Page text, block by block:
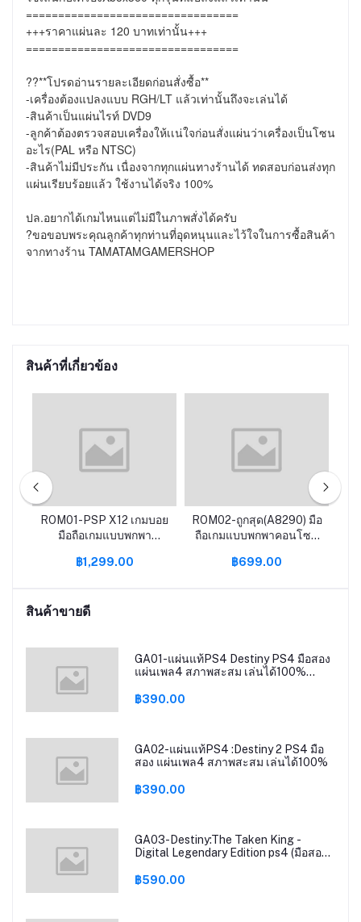
=================================
+++ราคาแผ่นละ 120 บาทเท่านั้น+++
=================================
??**โปรดอ่านรายละเอียดก่อนสั่งซื้อ**
-เครื่องต้องแปลงแบบ RGH/LT แล้วเท่านั้นถึงจะเล่นได้
-สินค้าเป็นแผ่นไรท์ DVD9
-ลูกค้าต้องตรวจสอบเครื่องให้เเน่ใจก่อนสั่งแผ่นว่าเครื่องเป็นโซน
อะไร(PAL หรือ NTSC)
-สินค้าไม่มีประกัน เนื่องจากทุกแผ่นทางร้านได้ ทดสอบก่อนส่งทุก
แผ่นเรียบร้อยแล้ว ใช้งานได้จริง 100%
ปล.อยากได้เกมไหนแต่ไม่มีในภาพสั่งได้ครับ
?ขอขอบพระคุณลูกค้าทุกท่านที่อุดหนุนและไว้ใจในการซื้อสินค้า
จากทางร้าน TAMATAMGAMERSHOP
สินค้าที่เกี่ยวข้อง
ROM01-PSP X12 เกมบอย
มือถือเกมแบบพกพา
คอนโซล64บิต GBA
฿1,299.00
ROM02-ถูกสุด(A8290) มือ
ถือเกมแบบพกพาคอนโซล
คอนโซล64บิต GBA
฿699.00
สินค้าขายดี
GA01-แผ่นแท้PS4 Destiny PS4 มือสอง
แผ่นเพล4 สภาพสะสม เล่นได้100%
฿390.00
GA02-แผ่นแท้PS4 :Destiny 2 PS4 มือ
สอง แผ่นเพล4 สภาพสะสม เล่นได้100%
฿390.00
GA03-Destiny:The Taken King -
Digital Legendary Edition ps4 (มือสอง)
฿590.00